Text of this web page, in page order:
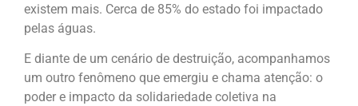
existem mais. Cerca de 85% do estado foi impactado
pelas águas.
E diante de um cenário de destruição, acompanhamos
um outro fenômeno que emergiu e chama atenção: o
poder e impacto da solidariedade coletiva na